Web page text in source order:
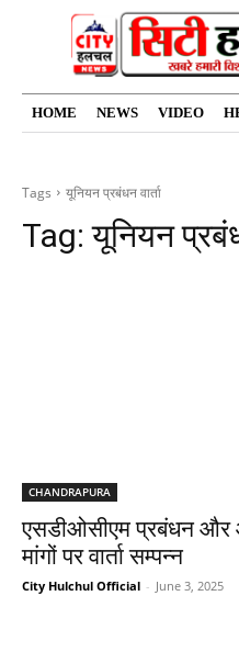
HOME NEWS VIDEO
Tags यूनियन प्रबंधन वार्ता
Tag:यूनियन
CHANDRAPURA
एसडीओसीएम प्रबंधन और
मांगों पर वार्ता सम्पन्न
City Hulchul Official - June 3, 2025